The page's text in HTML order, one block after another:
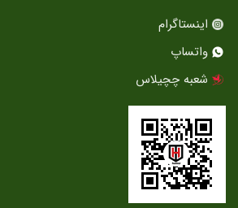
اینستاگرام
واتساپ
شعبه چچیلاس